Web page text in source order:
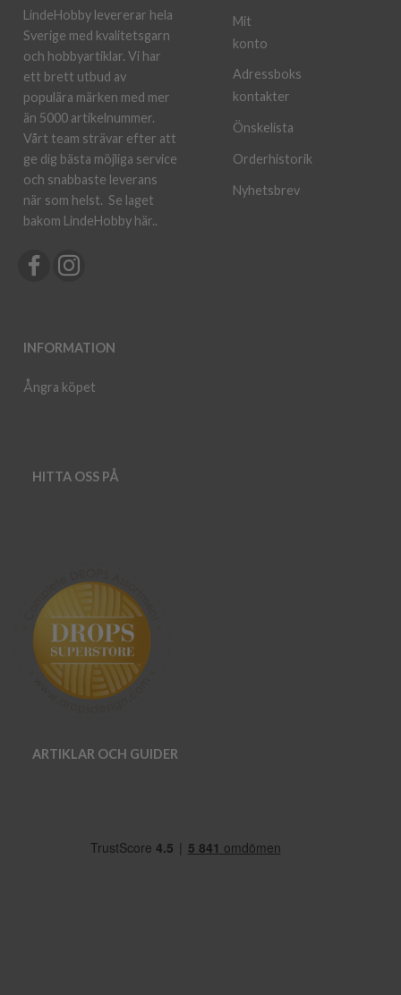
LindeHobby levererar hela
Sverige med kvalitetsgarn
och hobbyartiklar. Vi har
ett brett utbud av
populära märken med mer
än 5000 artikelnummer.
Vårt team strävar efter att
ge dig bästa möjliga service
och snabbaste leverans
när som helst. Se laget
bakom LindeHobby här..
INFORMATION
Ångra köpet
Mit
konto
Adressboks
kontakter
Önskelista
Orderhistorik
Nyhetsbrev
HITTA OSS PÅ
ARTIKLAR OCH GUIDER